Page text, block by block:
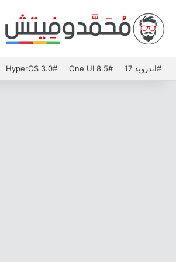
#اندرويد 17 #One UI 8.5
#HyperOS 3.0